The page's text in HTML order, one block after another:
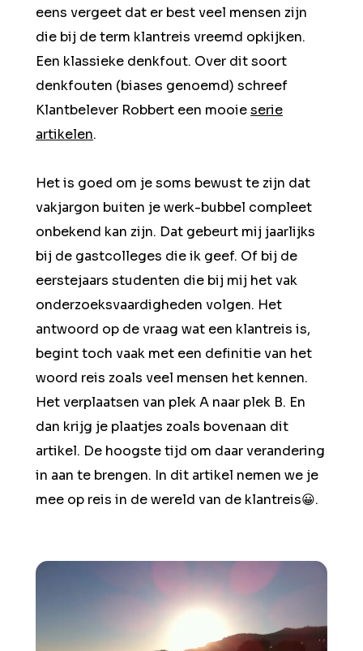
eens vergeet dat er best veel mensen zijn
die bij de term klantreis vreemd opkijken.
Een klassieke denkfout. Over dit soort
denkfouten (biases genoemd) schreef
Klantbelever Robbert een mooieserie
artikelen.
Het is goed om je soms bewust te zijn dat
vakjargon buiten je werk-bubbel compleet
onbekend kan zijn. Dat gebeurt mij jaarlijks
bij de gastcolleges die ik geef. Of bij de
eerstejaars studenten die bij mij het vak
onderzoeksvaardigheden volgen. Het
antwoord op de vraag wat een klantreis is,
begint toch vaak met een definitie van het
woord reis zoals veel mensen het kennen.
Het verplaatsen van plek A naar plek B. En
dan krijg je plaatjes zoals bovenaan dit
artikel. De hoogste tijd om daar verandering
in aan te brengen. In dit artikel nemen we je
mee op reis in de wereld van de klantreis😀.